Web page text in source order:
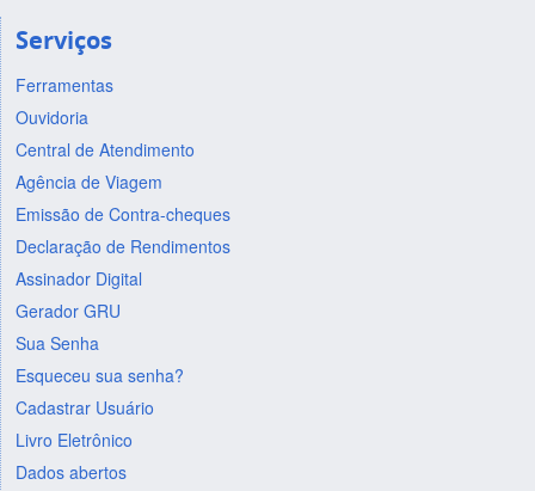
Serviços
Ferramentas
Ouvidoria
Central de Atendimento
Agência de Viagem
Emissão de Contra-cheques
Declaração de Rendimentos
Assinador Digital
Gerador GRU
Sua Senha
Esqueceu sua senha?
Cadastrar Usuário
Livro Eletrônico
Dados abertos